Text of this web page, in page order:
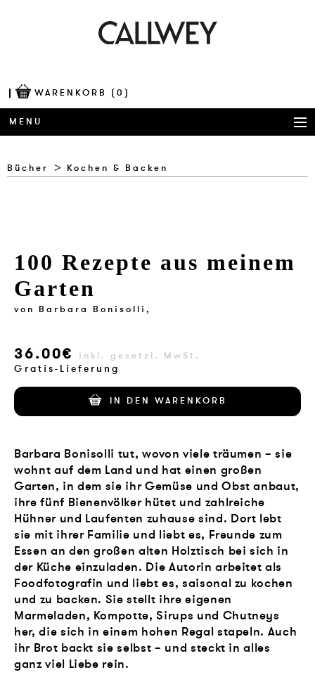
WARENKORB (0)
MENU
CORPORATE PUBLISHING
JOBS
SHOP
Bücher Kochen & Backen
100 Rezepte aus meinem
Garten
von Barbara Bonisolli,
36.00€ inkl. gesetzl. MwSt.
Gratis-Lieferung
IN DEN WARENKORB
Barbara Bonisolli tut, wovon viele träumen – sie
wohnt auf dem Land und hat einen großen
Garten, in dem sie ihr Gemüse und Obst anbaut,
ihre fünf Bienenvölker hütet und zahlreiche
Hühner und Laufenten zuhause sind. Dort lebt
sie mit ihrer Familie und liebt es, Freunde zum
Essen an den großen alten Holztisch bei sich in
der Küche einzuladen. Die Autorin arbeitet als
Foodfotografin und liebt es, saisonal zu kochen
und zu backen. Sie stellt ihre eigenen
Marmeladen, Kompotte, Sirups und Chutneys
her, die sich in einem hohen Regal stapeln. Auch
ihr Brot backt sie selbst – und steckt in alles
ganz viel Liebe rein.